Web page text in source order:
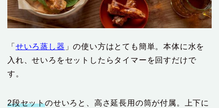
「 せいろ蒸し器 」の使い方はとても簡単。本体に水を
入れ、せいろをセットしたらタイマーを回すだけで
す。
2段セットのせいろと、高さ延長用の筒が付属。上下に